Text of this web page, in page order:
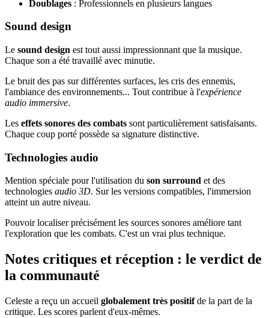
Doublages : Professionnels en plusieurs langues
Sound design
Le sound design est tout aussi impressionnant que la musique.
Chaque son a été travaillé avec minutie.
Le bruit des pas sur différentes surfaces, les cris des ennemis,
l'ambiance des environnements... Tout contribue à l'expérience
audio immersive.
Les effets sonores des combats sont particulièrement satisfaisants.
Chaque coup porté possède sa signature distinctive.
Technologies audio
Mention spéciale pour l'utilisation du son surround et des
technologies audio 3D. Sur les versions compatibles, l'immersion
atteint un autre niveau.
Pouvoir localiser précisément les sources sonores améliore tant
l'exploration que les combats. C'est un vrai plus technique.
Notes critiques et réception : le verdict de
la communauté
Celeste a reçu un accueil globalement très positifde la part de la
critique. Les scores parlent d'eux-mêmes.